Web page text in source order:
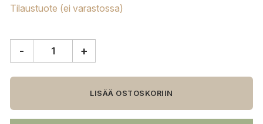
Tilaustuote (ei varastossa)
pöytä,
170x90
cm
- +
LISÄÄ OSTOSKORIIN